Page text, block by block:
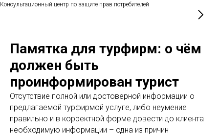
Консультационный центр по защите прав потребителей
Памятка для турфирм: о чём
должен быть
проинформирован турист
Отсутствие полной или достоверной информации о
предлагаемой турфирмой услуге, либо неумение
правильно и в корректной форме довести до клиента
необходимую информации – одна из причин